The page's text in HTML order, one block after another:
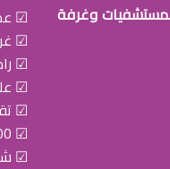
وغرفة
☑
☑
☑
☑
☑
☑ 1700 ريال للعين الواحدة.
☑